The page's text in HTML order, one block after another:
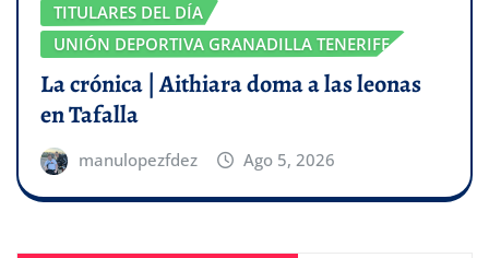
TITULARES DEL DÍA
UNIÓN DEPORTIVA GRANADILLA TENERIFE
La crónica | Aithiara doma a las leonas
en Tafalla
manulopezfdez Ago 5, 2026